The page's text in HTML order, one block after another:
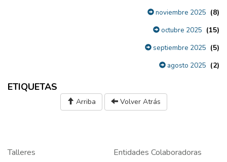
noviembre 2025 (8)
octubre 2025 (15)
septiembre 2025 (5)
agosto 2025 (2)
ETIQUETAS
Arriba Volver Atrás
Talleres
Entidades Colaboradoras